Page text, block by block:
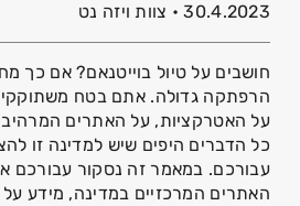
30.4.2023 • צוות ויזה נט
חושבים על טיול בוייטנאם? אם כך
הרפתקה גדולה. אתם בטח
על האטרקציות, על האתרים
כל הדברים היפים שיש למדינה זו
עבורכם. במאמר זה נסקור עבורכם
האתרים המרכזיים במדינה, מידע על